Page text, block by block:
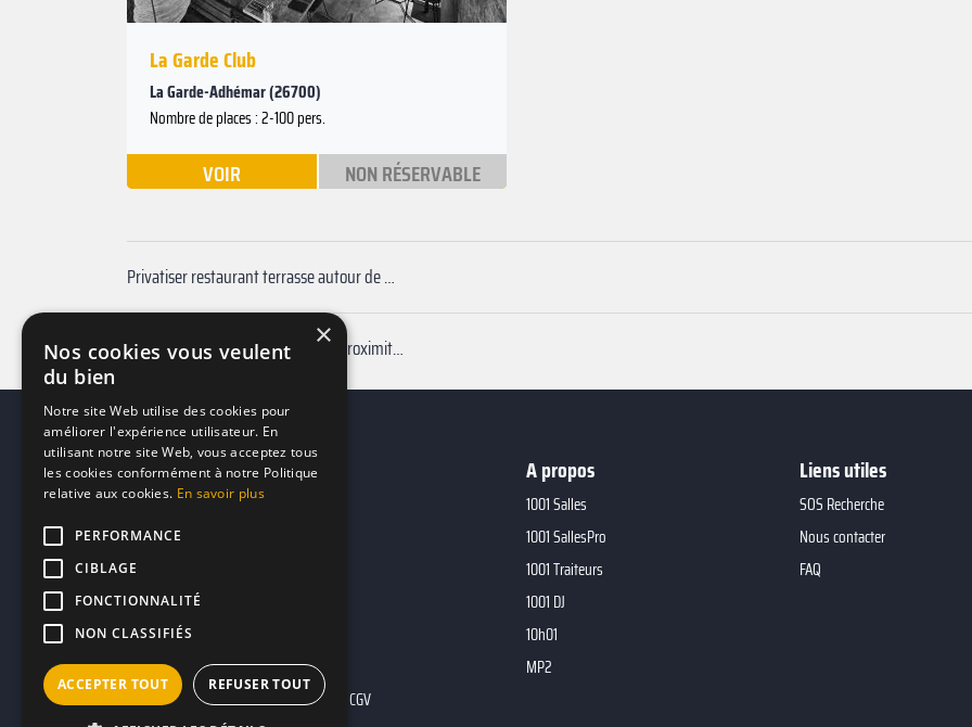
La Garde Club
La Garde-Adhémar (26700)
Nombre de places : 2-100 pers.
VOIR NON RÉSERVABLE
Privatiser restaurant terrasse autour de moi La Garde-Adhémar
Réserver restaurants dansants à proximité Drôme
Mentions légales CGU CGV
A propos
1001 Salles
1001 SallesPro
1001 Traiteurs
1001 DJ
10h01
MP2
Liens utiles
SOS Recherche
Nous contacter
FAQ
×
Nos cookies vous veulent
du bien
Notre site Web utilise des cookies pour
améliorer l'expérience utilisateur. En
utilisant notre site Web, vous acceptez tous
les cookies conformément à notre Politique
relative aux cookies. En savoir plus
PERFORMANCE
CIBLAGE
FONCTIONNALITÉ
NON CLASSIFIÉS
ACCEPTER TOUT REFUSER TOUT